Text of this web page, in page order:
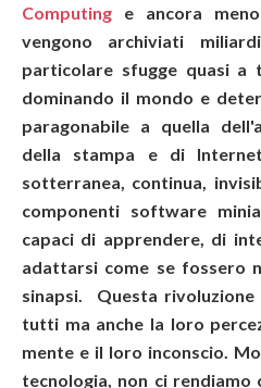
Computing e ancora
vengono archiviati
particolare sfugge quasi
dominando il mondo e
paragonabile a quella
della stampa e di
sotterranea, continua,
componenti software
capaci di apprendere, di
adattarsi come se fossero
sinapsi. Questa
tutti ma anche la loro
mente e il loro inconscio.
tecnologia, non ci